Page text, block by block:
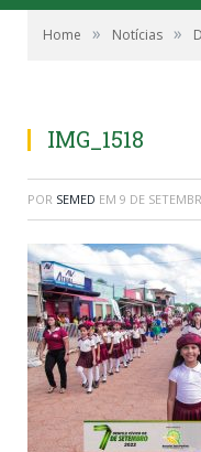
Home » Notícias »
IMG_1518
POR SEMED EM 9 DE